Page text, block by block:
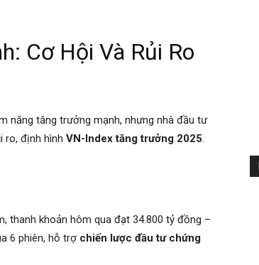
Cơ Hội Và Rủi Ro
năng tăng trưởng mạnh, nhưng nhà đầu tư
ro, định hình VN-Index tăng trưởng 2025.
thanh khoản hôm qua đạt 34.800 tỷ đồng –
6 phiên, hỗ trợ chiến lược đầu tư chứng